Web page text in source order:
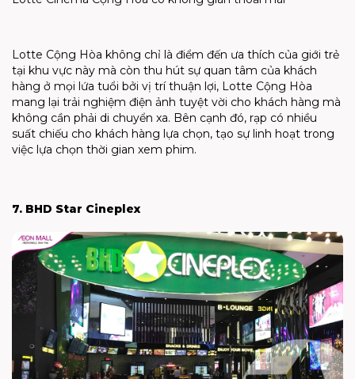
Lotte Cộng Hòa không chỉ là điểm đến ưa thích của giới trẻ
tại khu vực này mà còn thu hút sự quan tâm của khách
hàng ở mọi lứa tuổi bởi vị trí thuận lợi, Lotte Cộng Hòa
mang lại trải nghiệm điện ảnh tuyệt vời cho khách hàng mà
không cần phải di chuyển xa. Bên cạnh đó, rạp có nhiều
suất chiếu cho khách hàng lựa chọn, tạo sự linh hoạt trong
việc lựa chọn thời gian xem phim.
7. BHD Star Cineplex